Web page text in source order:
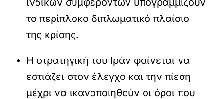
το περίπλοκο διπλωματικό πλαίσιο
της κρίσης.
Η στρατηγική του Ιράν φαίνεται να
εστιάζει στον έλεγχο και την πίεση
μέχρι να ικανοποιηθούν οι όροι που